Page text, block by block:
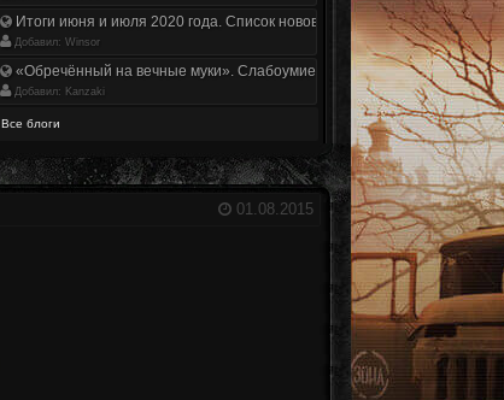
Итоги июня и июля 2020 года. Список нововведений
Добавил: Winsor
«Обречённый на вечные муки». Слабоумие и отвага
Добавил: Kanzaki
Все блоги
01.08.2015